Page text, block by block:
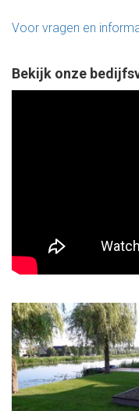
Voor vragen en
Bekijk onze